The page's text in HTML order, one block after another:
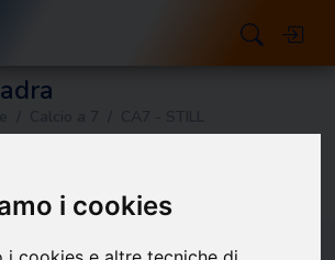
i cookies